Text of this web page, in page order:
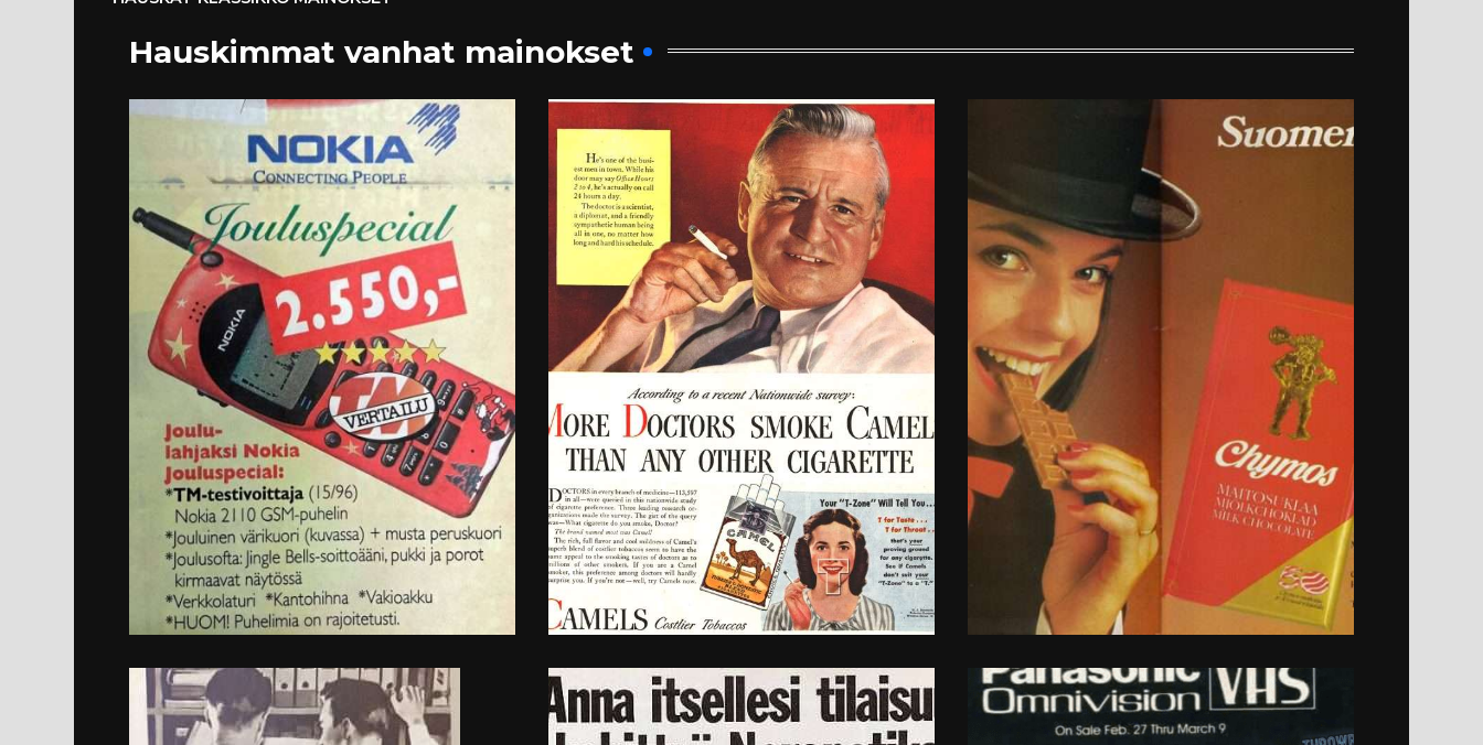
Hauskimmat vanhat mainokset